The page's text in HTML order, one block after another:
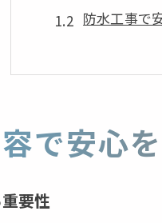
防水工事で
契約内容の
防水工事保
契約前に押さえ
防水工事の
で安心
要性